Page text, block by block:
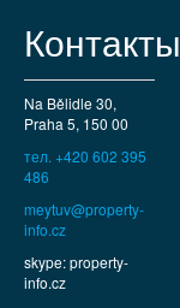
Контакты
Na Bělidle 30,
Praha 5, 150 00
тел. +420 602 395
486
meytuv@property-
info.cz
skype: property-
info.cz